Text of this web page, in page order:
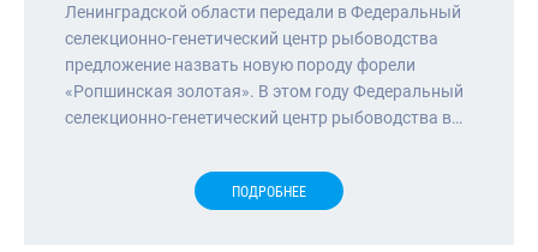
Ленинградской области передали в Федеральный
селекционно-генетический центр рыбоводства
предложение назвать новую породу форели
«Ропшинская золотая». В этом году Федеральный
селекционно-генетический центр рыбоводства в…
ПОДРОБНЕЕ